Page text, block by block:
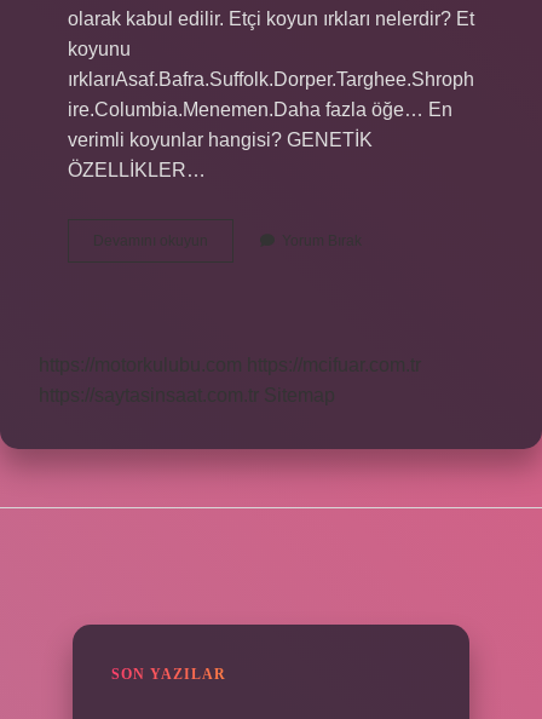
olarak kabul edilir. Etçi koyun ırkları nelerdir? Et
koyunu
ırklarıAsaf.Bafra.Suffolk.Dorper.Targhee.Shroph
ire.Columbia.Menemen.Daha fazla öğe… En
verimli koyunlar hangisi? GENETİK
ÖZELLİKLER…
Devamını okuyun
Iyi
Yorum Bırak
https://motorkulubu.com
https://mcifuar.com.tr
https://saytasinsaat.com.tr Sitemap
SON YAZILAR